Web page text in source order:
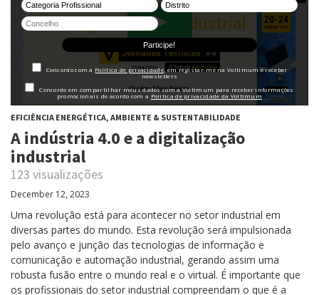
EFICIÊNCIA ENERGÉTICA, AMBIENTE & SUSTENTABILIDADE
A indústria 4.0 e a digitalização
industrial
123 visualizações
December 12, 2023
Uma revolução está para acontecer no setor industrial em
diversas partes do mundo. Esta revolução será impulsionada
pelo avanço e junção das tecnologias de informação e
comunicação e automação industrial, gerando assim uma
robusta fusão entre o mundo real e o virtual. É importante que
os profissionais do setor industrial compreendam o que é a